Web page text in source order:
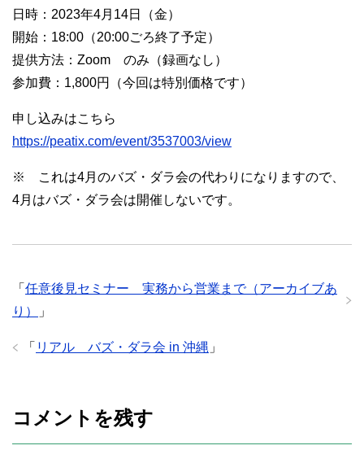
日時：2023年4月14日（金）
開始：18:00（20:00ごろ終了予定）
提供方法：Zoom のみ（録画なし）
参加費：1,800円（今回は特別価格です）
申し込みはこちら
https://peatix.com/event/3537003/view
※ これは4月のバズ・ダラ会の代わりになりますので、
4月はバズ・ダラ会は開催しないです。
「 任意後見セミナー 実務から営業まで（アーカイブあ
り）
」
「 リアル バズ・ダラ会 in 沖縄 」
コメントを残す